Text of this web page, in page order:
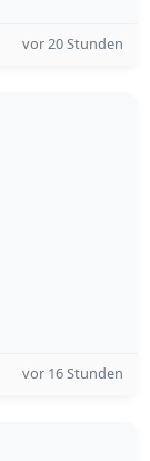
vor 20 Stunden
vor 16 Stunden